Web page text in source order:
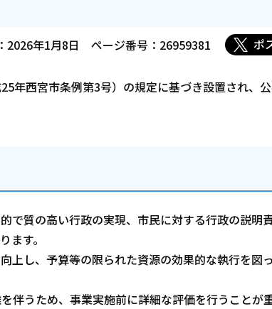
2026年1月8日 ページ番号：26959381 ポ
年西宮市条例第3号）の規定に基づき設置され、
で質の高い行政の実現、市民に対する行政の説明
ます。
上し、予算等の限られた資源の効果的な執行を図
伴うため、事業実施前に詳細な評価を行うことが